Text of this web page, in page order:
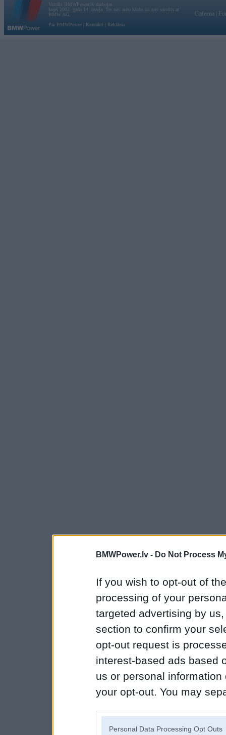
BMWPower.lv - Do Not Process
If you wish to opt-out of
processing of your
targeted advertising by
section to confirm your
opt-out request is
interest-based ads based
us or personal
your opt-out. You may
Personal Data Processing Opt Outs
Vortāls BMWPower.lv darbojas
kopš 2002. gada 14. maija. Tas nav auto klubs un nav saistīts ar
BMW AG.
Par BMWPower
Kontakti Reklāma
Galvena